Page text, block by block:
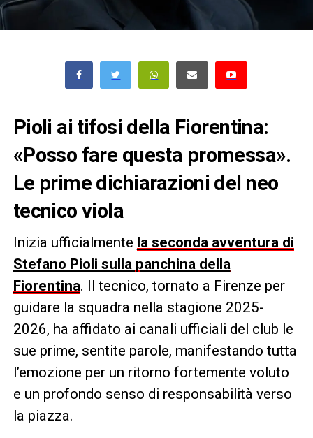
Pioli ai tifosi della Fiorentina:
«Posso fare questa promessa».
Le prime dichiarazioni del neo
tecnico viola
Inizia ufficialmente la seconda avventura di
Stefano Pioli sulla panchina della
Fiorentina. Il tecnico, tornato a Firenze per
guidare la squadra nella stagione 2025-
2026, ha affidato ai canali ufficiali del club le
sue prime, sentite parole, manifestando tutta
l’emozione per un ritorno fortemente voluto
e un profondo senso di responsabilità verso
la piazza.